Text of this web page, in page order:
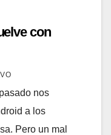
con
nos
a los
Pero un mal